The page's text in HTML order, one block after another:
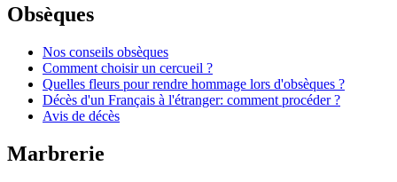
Obsèques
Nos conseils obsèques
Comment choisir un cercueil ?
Quelles fleurs pour rendre hommage lors d'obsèques ?
Décès d'un Français à l'étranger: comment procéder ?
Avis de décès
Marbrerie